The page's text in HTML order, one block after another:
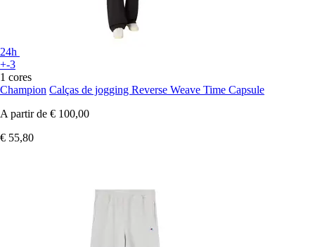
24h
+-3
1 cores
Champion Calças de jogging Reverse Weave Time Capsule
A partir de € 100,00
€ 55,80